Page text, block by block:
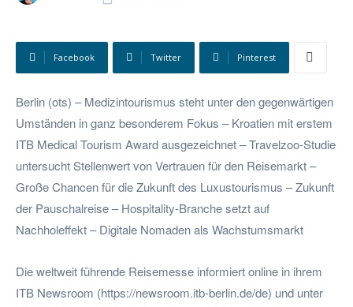
Facebook Twitter Pinterest
Berlin (ots) – Medizintourismus steht unter den gegenwärtigen
Umständen in ganz besonderem Fokus – Kroatien mit erstem
ITB Medical Tourism Award ausgezeichnet – Travelzoo-Studie
untersucht Stellenwert von Vertrauen für den Reisemarkt –
Große Chancen für die Zukunft des Luxustourismus – Zukunft
der Pauschalreise – Hospitality-Branche setzt auf
Nachholeffekt – Digitale Nomaden als Wachstumsmarkt
Die weltweit führende Reisemesse informiert online in ihrem
ITB Newsroom (https://newsroom.itb-berlin.de/de) und unter